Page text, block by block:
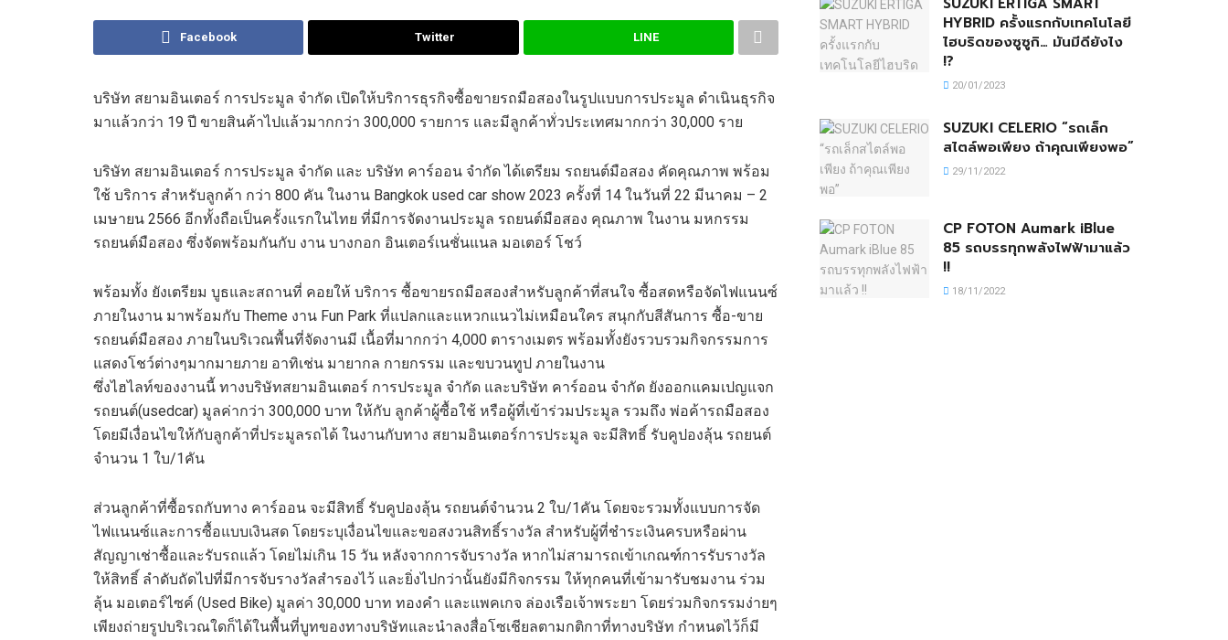
Facebook Twitter LINE
บริษัท สยามอินเตอร์ การประมูล จำกัด เปิดให้บริการธุรกิจซื้อขายรถมือสองในรูปแบบการประมูล ดำเนินธุรกิจ
มาแล้วกว่า 19 ปี ขายสินค้าไปแล้วมากกว่า 300,000 รายการ และมีลูกค้าทั่วประเทศมากกว่า 30,000 ราย
บริษัท สยามอินเตอร์ การประมูล จำกัด และ บริษัท คาร์ออน จำกัด ได้เตรียม รถยนต์มือสอง คัดคุณภาพ พร้อม
ใช้ บริการ สำหรับลูกค้า กว่า 800 คัน ในงาน Bangkok used car show 2023 ครั้งที่ 14 ในวันที่ 22 มีนาคม – 2
เมษายน 2566 อีกทั้งถือเป็นครั้งแรกในไทย ที่มีการจัดงานประมูล รถยนต์มือสอง คุณภาพ ในงาน มหกรรม
รถยนต์มือสอง ซึ่งจัดพร้อมกันกับ งาน บางกอก อินเตอร์เนชั่นแนล มอเตอร์ โชว์
พร้อมทั้ง ยังเตรียม บูธและสถานที่ คอยให้ บริการ ซื้อขายรถมือสองสำหรับลูกค้าที่สนใจ ซื้อสดหรือจัดไฟแนนซ์
ภายในงาน มาพร้อมกับ Theme งาน Fun Park ที่แปลกและแหวกแนวไม่เหมือนใคร สนุกกับสีสันการ ซื้อ-ขาย
รถยนต์มือสอง ภายในบริเวณพื้นที่จัดงานมี เนื้อที่มากกว่า 4,000 ตารางเมตร พร้อมทั้งยังรวบรวมกิจกรรมการ
แสดงโชว์ต่างๆมากมายภาย อาทิเช่น มายากล กายกรรม และขบวนทูป ภายในงาน
ซึ่งไฮไลท์ของงานนี้ ทางบริษัทสยามอินเตอร์ การประมูล จำกัด และบริษัท คาร์ออน จำกัด ยังออกแคมเปญแจก
รถยนต์(usedcar) มูลค่ากว่า 300,000 บาท ให้กับ ลูกค้าผู้ซื้อใช้ หรือผู้ที่เข้าร่วมประมูล รวมถึง พ่อค้ารถมือสอง
โดยมีเงื่อนไขให้กับลูกค้าที่ประมูลรถได้ ในงานกับทาง สยามอินเตอร์การประมูล จะมีสิทธิ์ รับคูปองลุ้น รถยนต์
จำนวน 1 ใบ/1คัน
ส่วนลูกค้าที่ซื้อรถกับทาง คาร์ออน จะมีสิทธิ์ รับคูปองลุ้น รถยนต์จำนวน 2 ใบ/1คัน โดยจะรวมทั้งแบบการจัด
ไฟแนนซ์และการซื้อแบบเงินสด โดยระบุเงื่อนไขและขอสงวนสิทธิ์รางวัล สำหรับผู้ที่ชำระเงินครบหรือผ่าน
สัญญาเช่าซื้อและรับรถแล้ว โดยไม่เกิน 15 วัน หลังจากการจับรางวัล หากไม่สามารถเข้าเกณฑ์การรับรางวัล
ให้สิทธิ์ ลำดับถัดไปที่มีการจับรางวัลสำรองไว้ และยิ่งไปกว่านั้นยังมีกิจกรรม ให้ทุกคนที่เข้ามารับชมงาน ร่วม
ลุ้น มอเตอร์ไซค์ (Used Bike) มูลค่า 30,000 บาท ทองคำ และแพคเกจ ล่องเรือเจ้าพระยา โดยร่วมกิจกรรมง่ายๆ
เพียงถ่ายรูปบริเวณใดก็ได้ในพื้นที่บูทของทางบริษัทและนำลงสื่อโซเชียลตามกติกาที่ทางบริษัท กำหนดไว้ก็มี
HYBRID ครั้งแรกกับเทคโนโลยี
ไฮบริดของซูซูกิ… มันมีดียังไง
!?
20/01/2023
SUZUKI CELERIO “รถเล็ก
สไตล์พอเพียง ถ้าคุณเพียงพอ”
29/11/2022
CP FOTON Aumark iBlue
85 รถบรรทุกพลังไฟฟ้ามาแล้ว
!!
18/11/2022